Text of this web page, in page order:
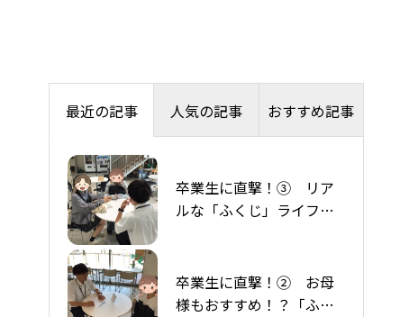
最近の記事 人気の記事 おすすめ記事
卒業生に直撃！③ リア
ルな「ふくじ」ライフ。
ァミチキまで✨
卒業生に直撃！② お母
様もおすすめ！？「ふく
在校生Ｑ＆Ａ 『エンジ
ンブレーキって何です
卒業生からの差し入れ